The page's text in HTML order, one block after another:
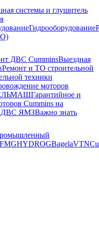
системы и глушитель
Гидрооборудование
ДВС CumminsВыездная
Ремонт и ТО строительной
техники
моторов
Гарантийное и
Cummins на
ДВС ЯМЗВажно знать
FMGHYDROGBagelaVTN